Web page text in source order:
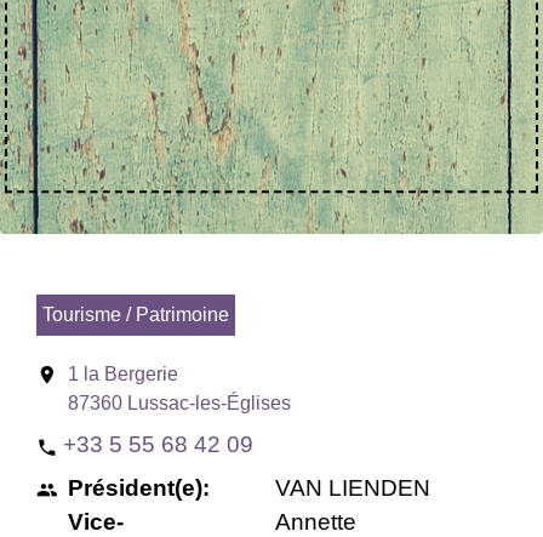
Tourisme / Patrimoine
location_on
1 la Bergerie
87360 Lussac-les-Églises
phone +33 5 55 68 42 09
people Président(e):
Vice-
VAN LIENDEN
Annette